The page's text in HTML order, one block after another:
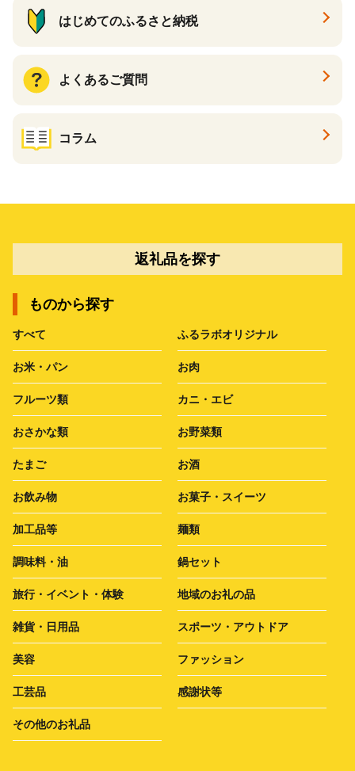
はじめてのふるさと納税
よくあるご質問
コラム
返礼品を探す
ものから探す
すべて ふるラボオリジナル
お米・パン お肉
フルーツ類 カニ・エビ
おさかな類 お野菜類
たまご お酒
お飲み物 お菓子・スイーツ
加工品等 麺類
調味料・油 鍋セット
旅行・イベント・体験 地域のお礼の品
雑貨・日用品 スポーツ・アウトドア
美容 ファッション
工芸品 感謝状等
その他のお礼品